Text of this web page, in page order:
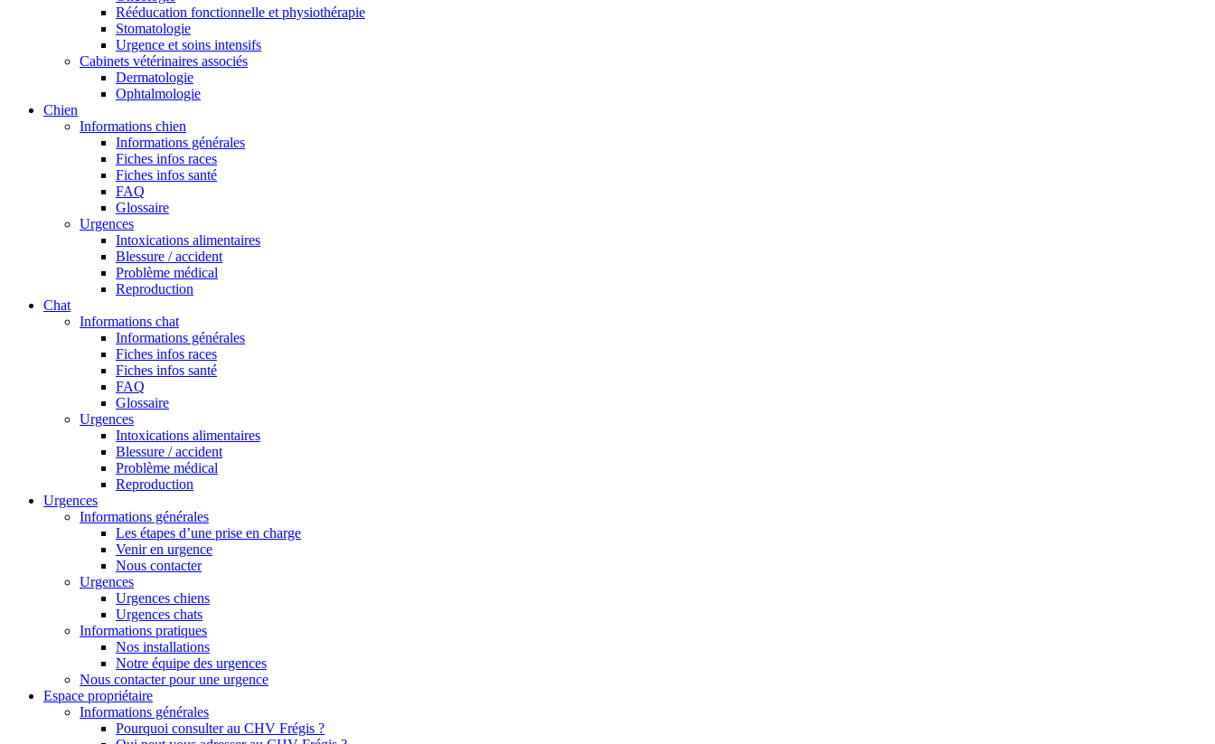
Rééducation fonctionnelle et physiothérapie
Stomatologie
Urgence et soins intensifs
Cabinets vétérinaires associés
Dermatologie
Ophtalmologie
Chien
Informations chien
Informations générales
Fiches infos races
Fiches infos santé
FAQ
Glossaire
Urgences
Intoxications alimentaires
Blessure / accident
Problème médical
Reproduction
Chat
Informations chat
Informations générales
Fiches infos races
Fiches infos santé
FAQ
Glossaire
Urgences
Intoxications alimentaires
Blessure / accident
Problème médical
Reproduction
Urgences
Informations générales
Les étapes d’une prise en charge
Venir en urgence
Nous contacter
Urgences
Urgences chiens
Urgences chats
Informations pratiques
Nos installations
Notre équipe des urgences
Nous contacter pour une urgence
Espace propriétaire
Informations générales
Pourquoi consulter au CHV Frégis ?